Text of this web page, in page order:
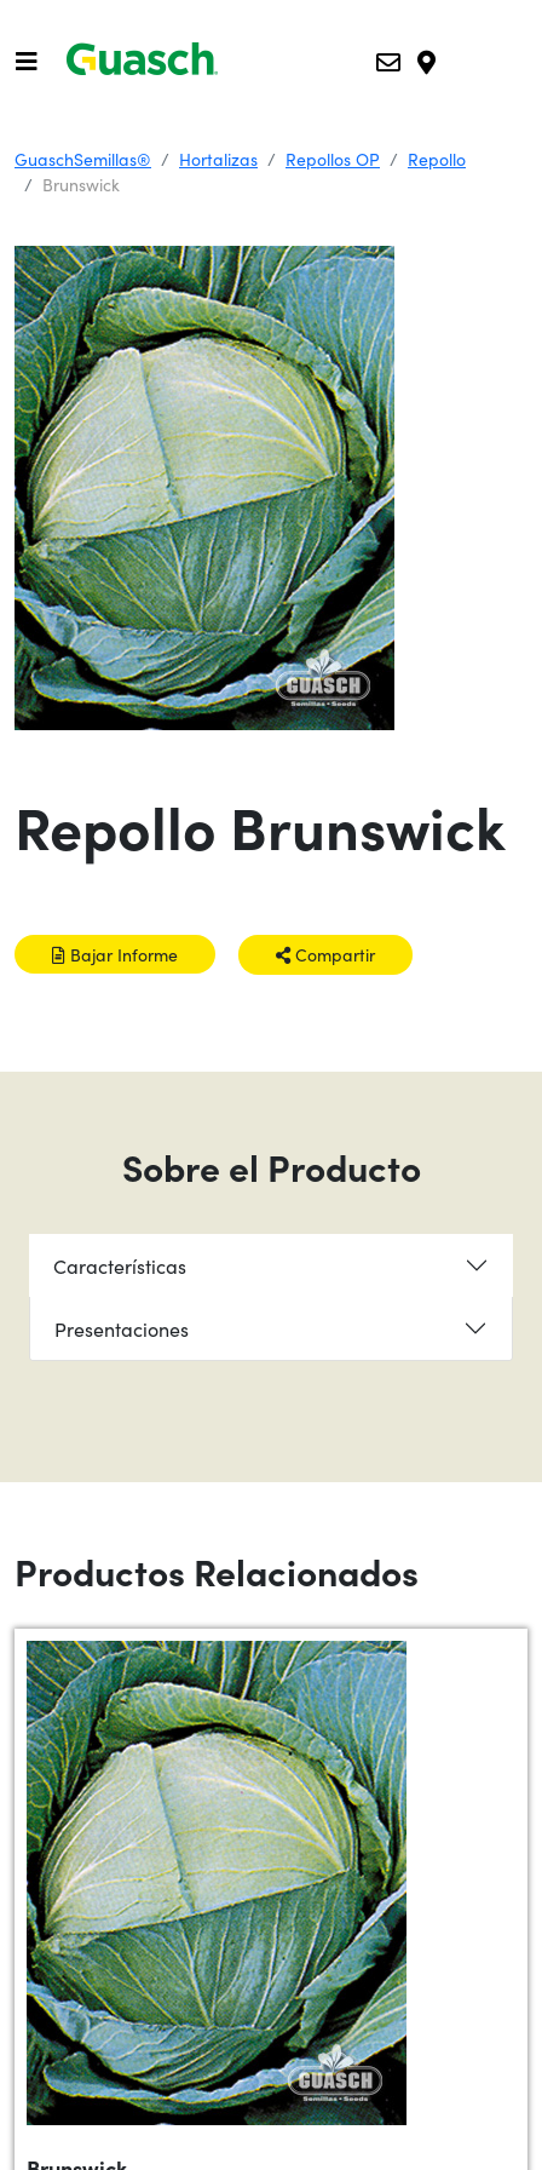
GuaschSemillas® Hortalizas Repollos OP
Repollo
Brunswick
Repollo Brunswick
Bajar Informe Compartir
Sobre el Producto
Características
Presentaciones
Productos Relacionados